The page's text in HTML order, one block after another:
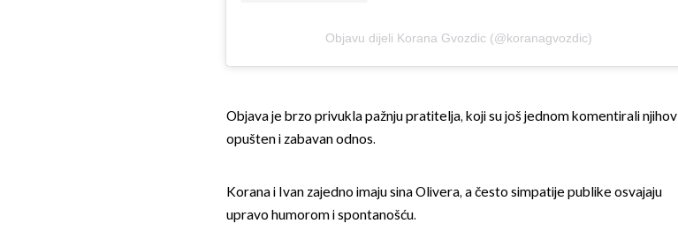
Objavu dijeli Korana Gvozdic (@koranagvozdic)
Objava je brzo privukla pažnju pratitelja, koji su još jednom komentirali njihov
opušten i zabavan odnos.
Korana i Ivan zajedno imaju sina Olivera, a često simpatije publike osvajaju
upravo humorom i spontanošću.